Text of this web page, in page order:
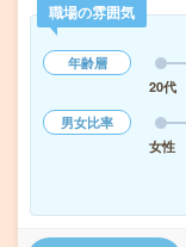
職場の雰囲気
年齢層
20代
男女比率
女性